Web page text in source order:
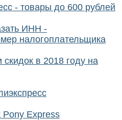
- товары до 600 рублей
ИНН -
налогоплательщика
в 2018 году на
Express